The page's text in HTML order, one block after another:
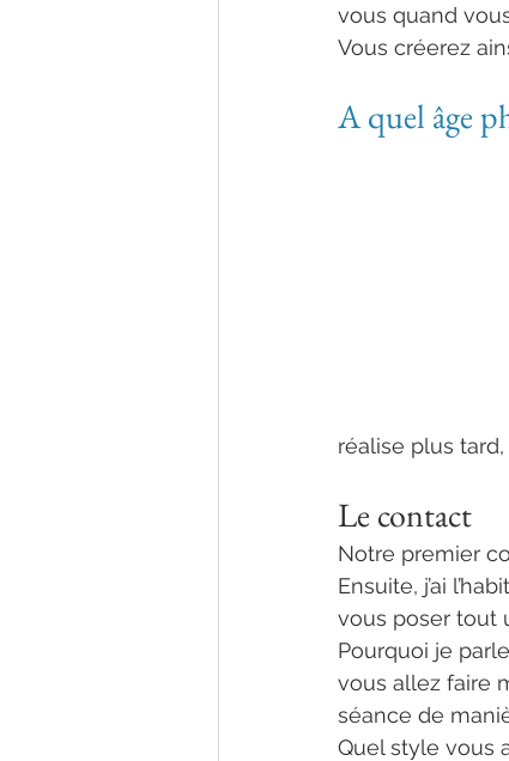
vous quand
Vous créerez
A quel âge
réalise plus tard,
Le contact
Notre premier
Ensuite, j’ai
vous poser tout
Pourquoi je
vous allez faire
séance de
Quel style vous